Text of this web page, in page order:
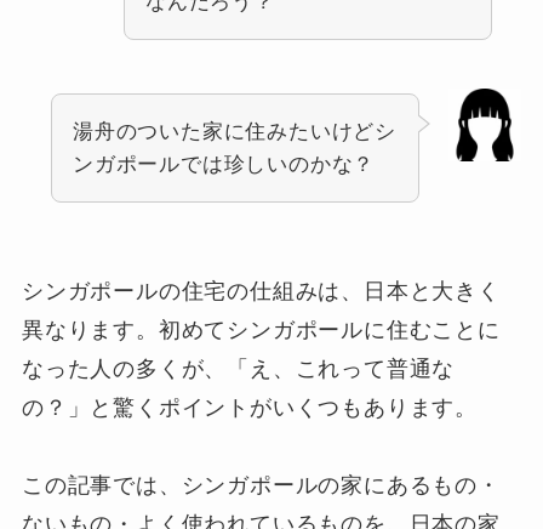
湯舟のついた家に住みたいけどシ
ンガポールでは珍しいのかな？
シンガポールの住宅の仕組みは、日本と大きく
異なります。初めてシンガポールに住むことに
なった人の多くが、「え、これって普通な
の？」と驚くポイントがいくつもあります。
この記事では、シンガポールの家にあるもの・